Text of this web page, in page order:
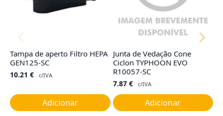
Tampa de aperto Filtro HEPA
GEN125-SC
10.21 € c/IVA
Adicionar
Junta de Vedação Cone
Ciclon TYPHOON EVO
R10057-SC
7.87 € c/IVA
Adicionar